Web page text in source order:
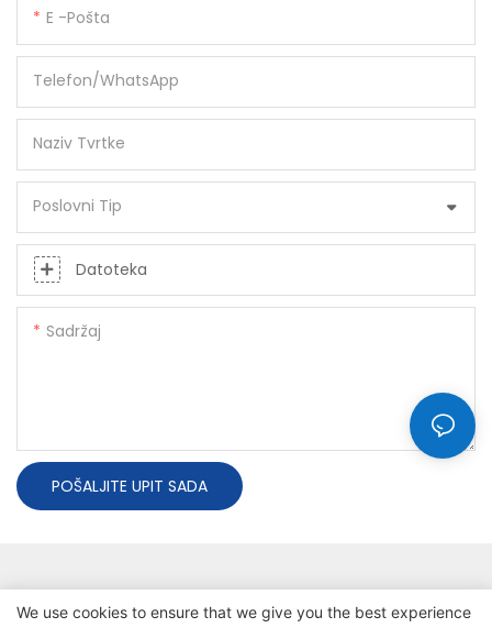
E -pošta
Telefon/WhatsApp
Naziv Tvrtke
Poslovni Tip
Datoteka
Sadržaj
POŠALJITE UPIT SADA
We use cookies to ensure that we give you the best experience